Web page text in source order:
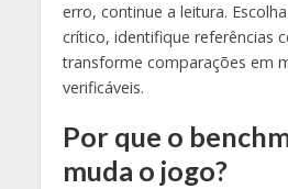
erro, continue a leitura.
crítico, identifique referências
transforme comparações em
verificáveis.
Por que o
muda o jogo?